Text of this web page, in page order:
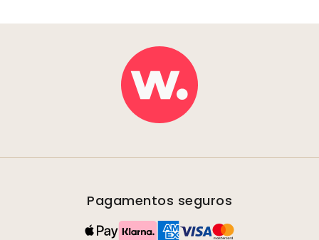
Pagamentos seguros